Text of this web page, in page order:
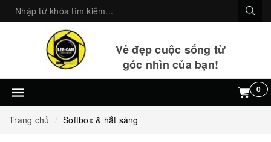
Vẻ đẹp cuộc sống từ
góc nhìn của bạn!
0
Trang chủ Softbox & hắt sáng